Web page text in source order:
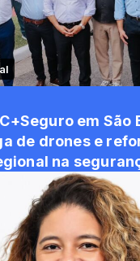
em São
de drones e
na